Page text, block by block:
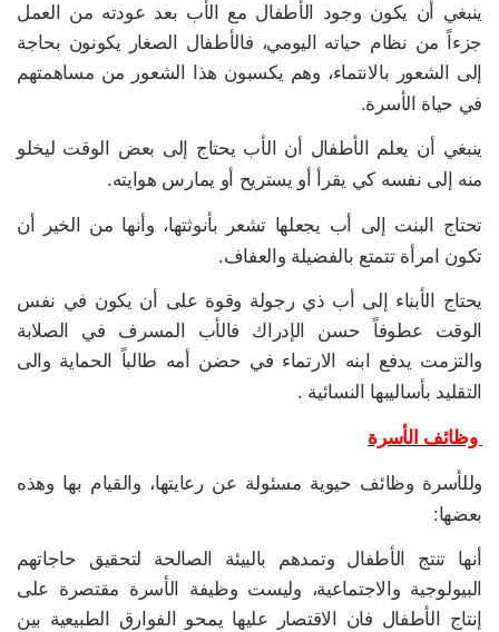
ينبغي أن يكون وجود الأطفال مع الأب بعد عودته من العمل
جزءاً من نظام حياته اليومي، فالأطفال الصغار يكونون بحاجة
إلى الشعور بالانتماء، وهم يكسبون هذا الشعور من مساهمتهم
في حياة الأسرة.
ينبغي أن يعلم الأطفال أن الأب يحتاج إلى بعض الوقت ليخلو
منه إلى نفسه كي يقرأ أو يستريح أو يمارس هوايته.
تحتاج البنت إلى أب يجعلها تشعر بأنوثتها، وأنها من الخير أن
تكون امرأة تتمتع بالفضيلة والعفاف.
يحتاج الأبناء إلى أب ذي رجولة وقوة على أن يكون في نفس
الوقت عطوفاً حسن الإدراك فالأب المسرف في الصلابة
والتزمت يدفع ابنه الارتماء في حضن أمه طالباً الحماية والى
التقليد بأساليبها النسائية .
وظائف الأسرة
وللأسرة وظائف حيوية مسئولة عن رعايتها، والقيام بها وهذه
بعضها:
أنها تنتج الأطفال وتمدهم بالبيئة الصالحة لتحقيق حاجاتهم
البيولوجية والاجتماعية، وليست وظيفة الأسرة مقتصرة على
إنتاج الأطفال فان الاقتصار عليها يمحو الفوارق الطبيعية بين